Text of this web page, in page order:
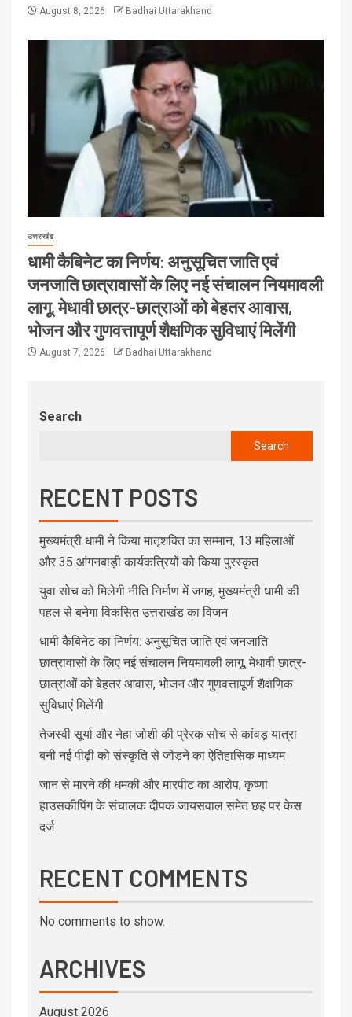
August 8, 2026 Badhai Uttarakhand
उत्तराखंड
धामी कैबिनेट का निर्णय: अनुसूचित जाति एवं
जनजाति छात्रावासों के लिए नई संचालन नियमावली
लागू, मेधावी छात्र-छात्राओं को बेहतर आवास,
भोजन और गुणवत्तापूर्ण शैक्षणिक सुविधाएं मिलेंगी
August 7, 2026 Badhai Uttarakhand
Search
Search
RECENT POSTS
मुख्यमंत्री धामी ने किया मातृशक्ति का सम्मान, 13 महिलाओं
और 35 आंगनबाड़ी कार्यकत्रियों को किया पुरस्कृत
युवा सोच को मिलेगी नीति निर्माण में जगह, मुख्यमंत्री धामी की
पहल से बनेगा विकसित उत्तराखंड का विजन
धामी कैबिनेट का निर्णय: अनुसूचित जाति एवं जनजाति
छात्रावासों के लिए नई संचालन नियमावली लागू, मेधावी छात्र-
छात्राओं को बेहतर आवास, भोजन और गुणवत्तापूर्ण शैक्षणिक
सुविधाएं मिलेंगी
तेजस्वी सूर्या और नेहा जोशी की प्रेरक सोच से कांवड़ यात्रा
बनी नई पीढ़ी को संस्कृति से जोड़ने का ऐतिहासिक माध्यम
जान से मारने की धमकी और मारपीट का आरोप, कृष्णा
हाउसकीपिंग के संचालक दीपक जायसवाल समेत छह पर केस
दर्ज
RECENT COMMENTS
No comments to show.
ARCHIVES
August 2026